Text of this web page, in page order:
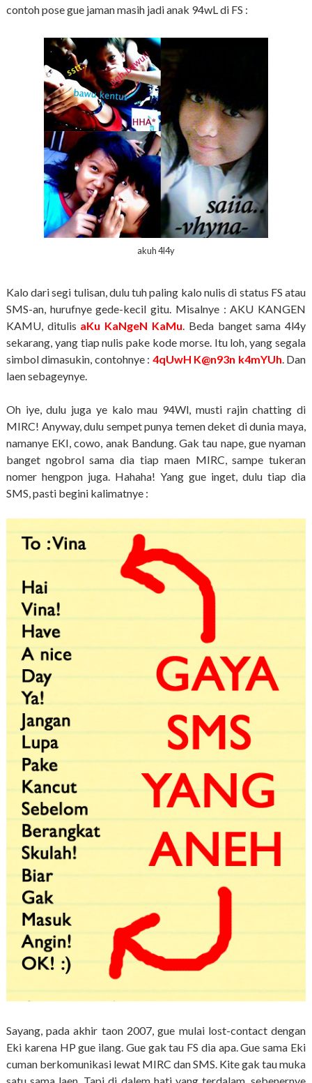
contoh pose gue jaman masih jadi anak 94wL di FS :
akuh 4l4y
Kalo dari segi tulisan, dulu tuh paling kalo nulis di status FS atau
SMS-an, hurufnye gede-kecil gitu. Misalnye : AKU KANGEN
KAMU, ditulis aKu KaNgeN KaMu. Beda banget sama 4l4y
sekarang, yang tiap nulis pake kode morse. Itu loh, yang segala
simbol dimasukin, contohnye : 4qUwH K@n93n k4mYUh. Dan
laen sebageynye.
Oh iye, dulu juga ye kalo mau 94Wl, musti rajin chatting di
MIRC! Anyway, dulu sempet punya temen deket di dunia maya,
namanye EKI, cowo, anak Bandung. Gak tau nape, gue nyaman
banget ngobrol sama dia tiap maen MIRC, sampe tukeran
nomer hengpon juga. Hahaha! Yang gue inget, dulu tiap dia
SMS, pasti begini kalimatnye :
Sayang, pada akhir taon 2007, gue mulai lost-contact dengan
Eki karena HP gue ilang. Gue gak tau FS dia apa. Gue sama Eki
cuman berkomunikasi lewat MIRC dan SMS. Kite gak tau muka